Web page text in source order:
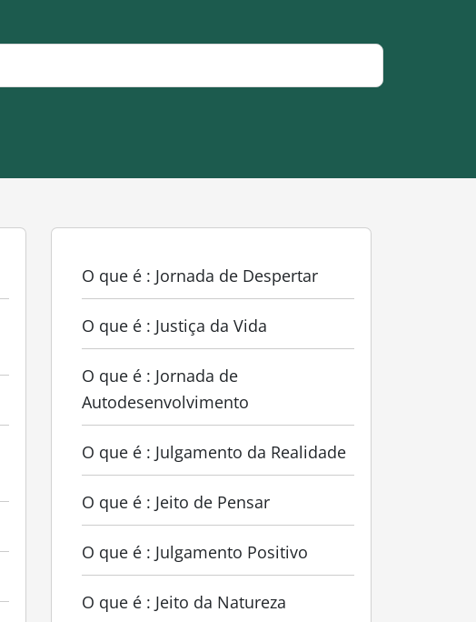
O que é : Jornada de Despertar
O que é : Justiça da Vida
O que é : Jornada de
Autodesenvolvimento
O que é : Julgamento da Realidade
O que é : Jeito de Pensar
O que é : Julgamento Positivo
O que é : Jeito da Natureza